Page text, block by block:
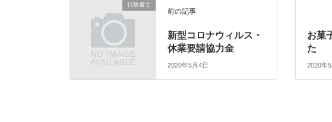
行政書士
前の記事
新型コロナウィルス・
休業要請協力金
2020年5月4日
お菓
た
2020年